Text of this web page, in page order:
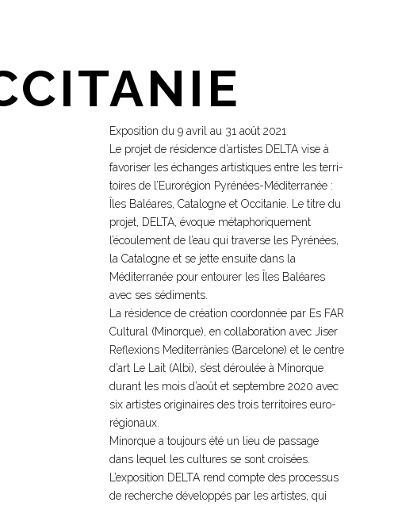
Exposition du 9 avril au 31 août 2021
Le projet de rési­dence d’artis­tes DELTA vise à
favo­ri­ser les échanges artis­ti­ques entre les ter­ri­
toi­res de l’Eurorégion Pyrénées-Méditerranée :
Îles Baléares, Catalogne et Occitanie. Le titre du
projet, DELTA, évoque méta­pho­ri­que­ment
l’écoulement de l’eau qui tra­verse les Pyrénées,
la Catalogne et se jette ensuite dans la
Méditerranée pour entou­rer les Îles Baléares
avec ses sédi­ments.
La rési­dence de créa­tion coor­don­née par Es FAR
Cultural (Minorque), en col­la­bo­ra­tion avec Jiser
Reflexions Mediterrànies (Barcelone) et le centre
d’art Le Lait (Albi), s’est dérou­lée à Minorque
durant les mois d’août et sep­tem­bre 2020 avec
six artis­tes ori­gi­nai­res des trois ter­ri­toi­res euro­
ré­gio­naux.
Minorque a tou­jours été un lieu de pas­sage
dans lequel les cultu­res se sont croi­sées.
L’expo­si­tion DELTA rend compte des pro­ces­sus
de recher­che déve­lop­pés par les artis­tes, qui